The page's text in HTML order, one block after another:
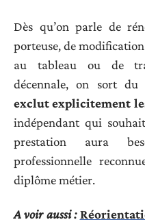
Dès qu’on parle de
porteuse, de
au tableau ou de
décennale, on sort du
exclut explicitement
indépendant qui
prestation aura
professionnelle
diplôme métier.
A voir aussi :